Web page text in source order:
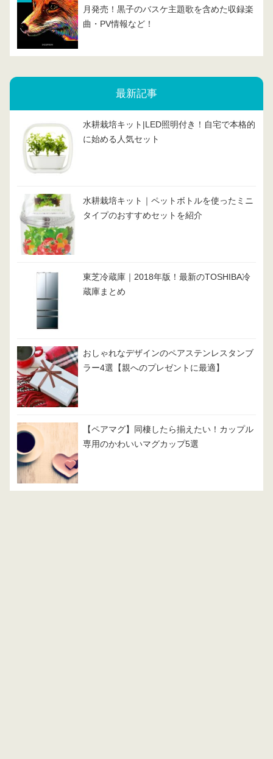
月発売！黒子のバスケ主題歌を含めた収録楽
曲・PV情報など！
最新記事
水耕栽培キット|LED照明付き！自宅で本格的
に始める人気セット
水耕栽培キット｜ペットボトルを使ったミニ
タイプのおすすめセットを紹介
東芝冷蔵庫｜2018年版！最新のTOSHIBA冷
蔵庫まとめ
おしゃれなデザインのペアステンレスタンブ
ラー4選【親へのプレゼントに最適】
【ペアマグ】同棲したら揃えたい！カップル
専用のかわいいマグカップ5選